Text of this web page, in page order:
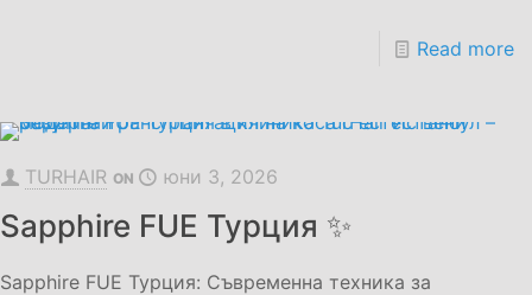
Read more
TURHAIR ON юни 3, 2026
Sapphire FUE Турция ✨
Sapphire FUE Турция: Съвременна техника за